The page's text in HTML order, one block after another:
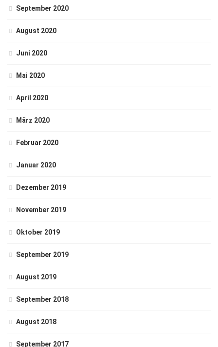
September 2020
August 2020
Juni 2020
Mai 2020
April 2020
März 2020
Februar 2020
Januar 2020
Dezember 2019
November 2019
Oktober 2019
September 2019
August 2019
September 2018
August 2018
September 2017